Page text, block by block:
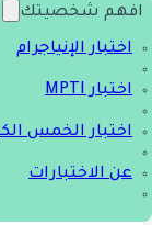
افهم شخصيتك
اختبار الإنياجرام
اختبار MPTI
اختبار الخمس
عن الاختبارات